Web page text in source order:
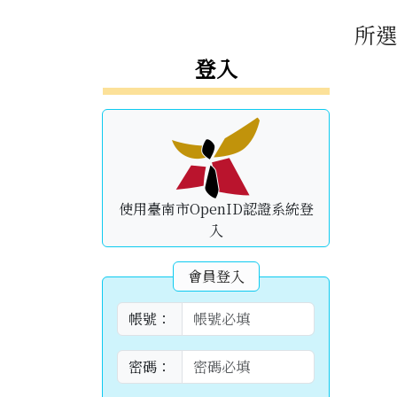
左邊區域內容
登入
使用臺南市OpenID認證系統登
入
會員登入
帳號：
密碼：
主
所